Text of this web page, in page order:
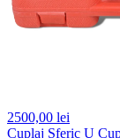
2500,00 lei
Cuplaj Sferic U